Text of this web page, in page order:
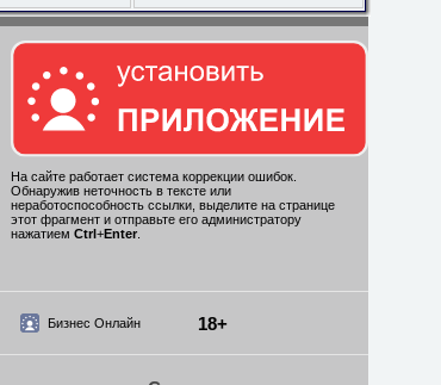
На сайте работает система коррекции ошибок.
Обнаружив неточность в тексте или
неработоспособность ссылки, выделите на странице
этот фрагмент и отправьте его администратору
нажатием Ctrl +Enter.
Бизнес Онлайн 18+